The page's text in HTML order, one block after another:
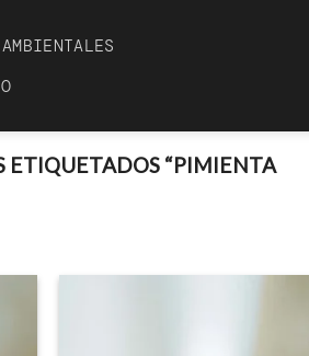
AMBIENTALES
ETIQUETADOS “PIMIENTA